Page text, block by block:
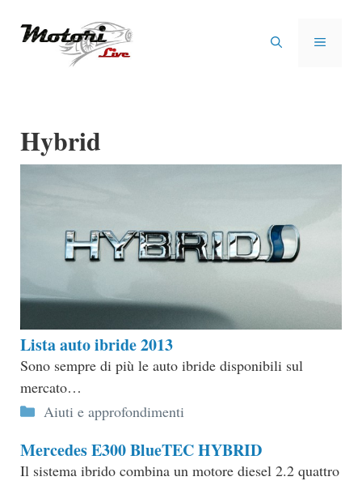
MENU
Hybrid
Lista auto ibride 2013
Sono sempre di più le auto ibride disponibili sul
mercato…
Categorie
Aiuti e approfondimenti
Mercedes E300 BlueTEC HYBRID
Il sistema ibrido combina un motore diesel 2.2 quattro